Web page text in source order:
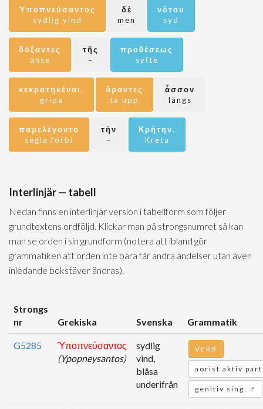
Ὑποπνεύσαντος
sydlig vind
δὲ
men
νότου
syd
δόξαντες
anse
τῆς
–
προθέσεως
syfte
κεκρατηκέναι,
gripa
ἄραντες
ta upp
ἆσσον
längs
παρελέγοντο
segla förbi
τὴν
–
Κρήτην.
Kreta
Interlinjär — tabell
Nedan finns en interlinjär version i tabellform som följer
grundtextens ordföljd. Klickar man på strongsnumret så kan
man se orden i sin grundform (notera att ibland gör
grammatiken att orden inte bara får andra ändelser utan även
inledande bokstäver ändras).
Strongs
nr
Grekiska Svenska Grammatik
G5285
Ὑποπνεύσαντος
(Ypopneysantos)
sydlig
vind,
blåsa
underifrån
VERB
aorist aktiv
genitiv sing. ♂